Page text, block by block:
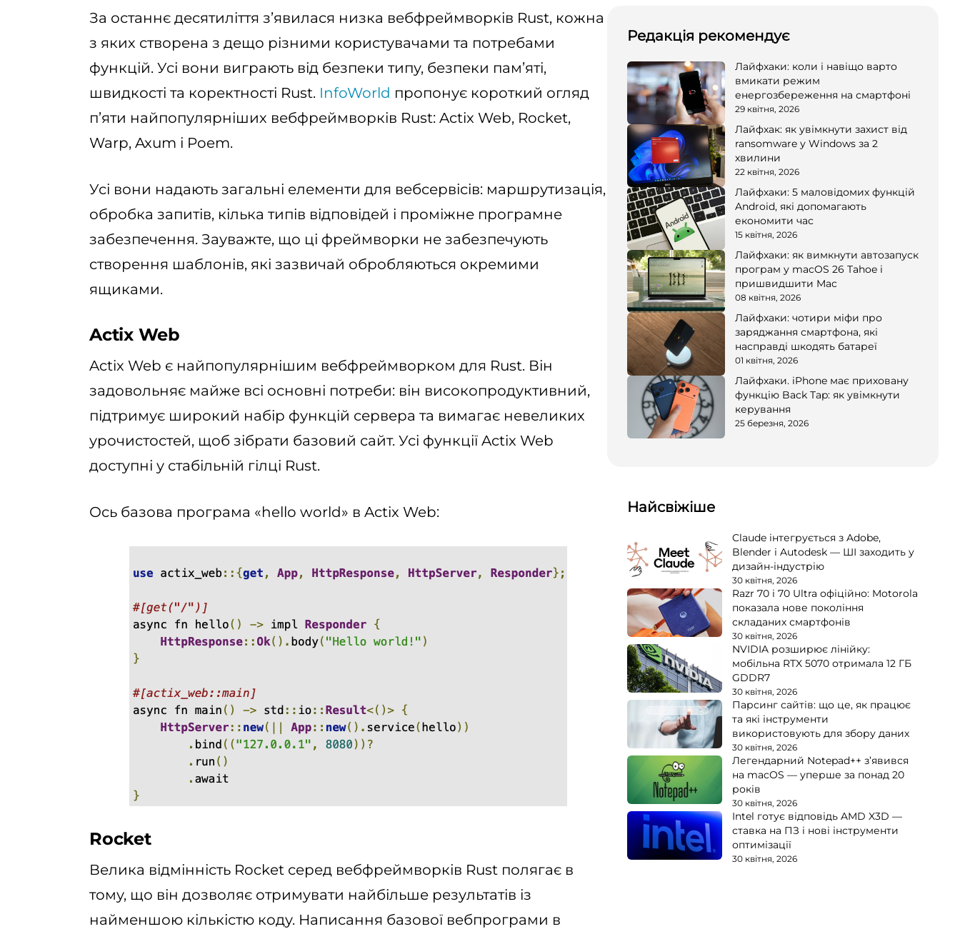
За останнє десятиліття з’явилася низка вебфреймворків Rust, кожна
з яких створена з дещо різними користувачами та потребами
функцій. Усі вони виграють від безпеки типу, безпеки пам’яті,
швидкості та коректності Rust. InfoWorld пропонує короткий огляд
п’яти найпопулярніших вебфреймворків Rust: Actix Web, Rocket,
Warp, Axum і Poem.
Усі вони надають загальні елементи для вебсервісів: маршрутизація,
обробка запитів, кілька типів відповідей і проміжне програмне
забезпечення. Зауважте, що ці фреймворки не забезпечують
створення шаблонів, які зазвичай обробляються окремими
ящиками.
Actix Web
Actix Web є найпопулярнішим вебфреймворком для Rust. Він
задовольняє майже всі основні потреби: він високопродуктивний,
підтримує широкий набір функцій сервера та вимагає невеликих
урочистостей, щоб зібрати базовий сайт. Усі функції Actix Web
доступні у стабільній гілці Rust.
Ось базова програма «hello world» в Actix Web:
Rocket
Велика відмінність Rocket серед вебфреймворків Rust полягає в
тому, що він дозволяє отримувати найбільше результатів із
найменшою кількістю коду. Написання базової вебпрограми в
Редакція рекомендує
Лайфхаки: коли і навіщо варто
вмикати режим
енергозбереження на смартфоні
29 квітня, 2026
Лайфхак: як увімкнути захист від
ransomware у Windows за 2
хвилини
22 квітня, 2026
Лайфхаки: 5 маловідомих функцій
Android, які допомагають
економити час
15 квітня, 2026
Лайфхаки: як вимкнути автозапуск
програм у macOS 26 Tahoe і
пришвидшити Mac
08 квітня, 2026
Лайфхаки: чотири міфи про
заряджання смартфона, які
насправді шкодять батареї
01 квітня, 2026
Лайфхаки. iPhone має приховану
функцію Back Tap: як увімкнути
керування
25 березня, 2026
Найсвіжіше
Claude інтегрується з Adobe,
Blender і Autodesk — ШІ заходить у
дизайн-індустрію
30 квітня, 2026
Razr 70 і 70 Ultra офіційно: Motorola
показала нове покоління
складаних смартфонів
30 квітня, 2026
NVIDIA розширює лінійку:
мобільна RTX 5070 отримала 12 ГБ
GDDR7
30 квітня, 2026
Парсинг сайтів: що це, як працює
та які інструменти
використовують для збору даних
30 квітня, 2026
Легендарний Notepad++ з’явився
на macOS — уперше за понад 20
років
30 квітня, 2026
Intel готує відповідь AMD X3D —
ставка на ПЗ і нові інструменти
оптимізації
30 квітня, 2026